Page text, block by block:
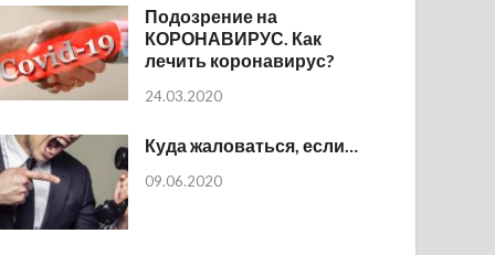
Подозрение на
КОРОНАВИРУС. Как
лечить коронавирус?
24.03.2020
Куда жаловаться, если…
09.06.2020